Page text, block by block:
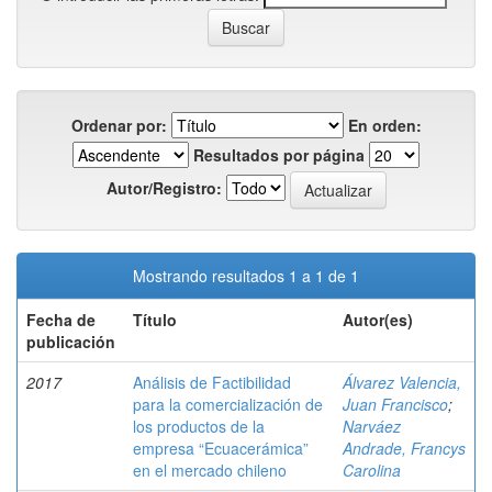
Ordenar por:
En orden:
Resultados por página
Autor/Registro:
Mostrando resultados 1 a 1 de 1
Fecha de
publicación
Título Autor(es)
2017
Análisis de Factibilidad
para la comercialización de
los productos de la
empresa “Ecuacerámica”
en el mercado chileno
Álvarez Valencia,
Juan Francisco;
Narváez
Andrade, Francys
Carolina